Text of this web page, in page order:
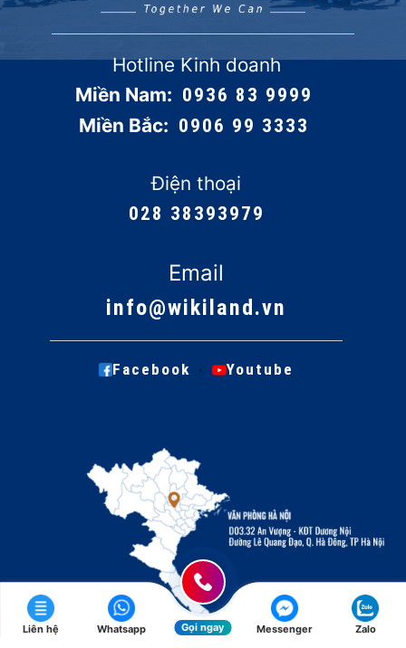
Hotline Kinh doanh
Miền Nam: 0936 83 9999
Miền Bắc: 0906 99 3333
Điện thoại
028 38393979
Email
info@wikiland.vn
Facebook · Youtube
Liên hệ Whatsapp Gọi ngay Messenger Zalo